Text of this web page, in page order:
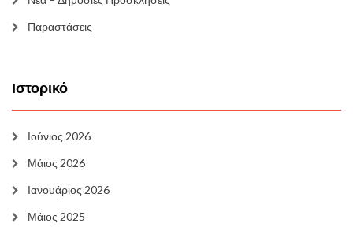
Παραστάσεις
Ιστορικό
Ιούνιος 2026
Μάιος 2026
Ιανουάριος 2026
Μάιος 2025